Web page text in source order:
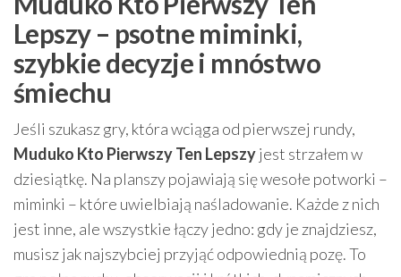
Lepszy – psotne miminki,
szybkie decyzje i mnóstwo
śmiechu
Jeśli szukasz gry, która wciąga od pierwszej rundy,
Muduko Kto Pierwszy Ten Lepszyjest strzałem w
dziesiątkę. Na planszy pojawiają się wesołe potworki –
miminki – które uwielbiają naśladowanie. Każde z nich
jest inne, ale wszystkie łączy jedno: gdy je znajdziesz,
musisz jak najszybciej przyjąć odpowiednią pozę. To